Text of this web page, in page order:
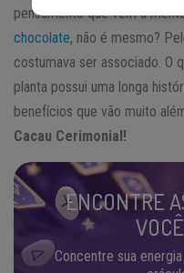
pensamento que vem à
chocolate, não é mesmo?
costumava ser associado. O
planta possui uma longa
benefícios que vão muito
Cacau Cerimonial!
ENCONTRE
Concentre sua